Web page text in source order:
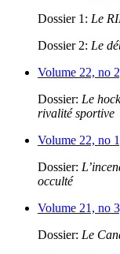
Dossier 1: Le
Dossier 2: Le
Volume 22, no
Dossier: Le
rivalité sportive
Volume 22, no
Dossier:
occulté
Volume 21, no
Dossier: Le